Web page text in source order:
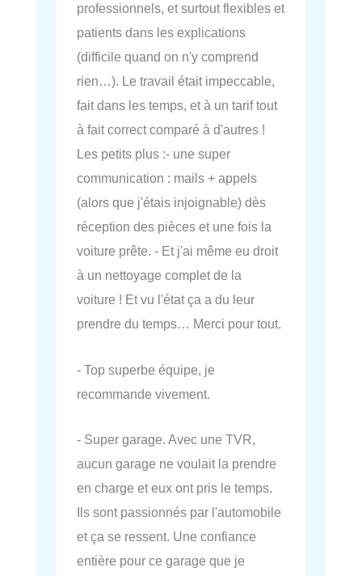
professionnels, et surtout flexibles et
patients dans les explications
(difficile quand on n'y comprend
rien…). Le travail était impeccable,
fait dans les temps, et à un tarif tout
à fait correct comparé à d'autres !
Les petits plus :- une super
communication : mails + appels
(alors que j'étais injoignable) dès
réception des pièces et une fois la
voiture prête. - Et j'ai même eu droit
à un nettoyage complet de la
voiture ! Et vu l'état ça a du leur
prendre du temps… Merci pour tout.
- Top superbe équipe, je
recommande vivement.
- Super garage. Avec une TVR,
aucun garage ne voulait la prendre
en charge et eux ont pris le temps.
Ils sont passionnés par l'automobile
et ça se ressent. Une confiance
entière pour ce garage que je